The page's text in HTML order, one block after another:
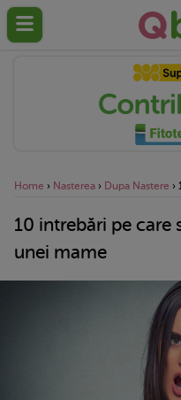
Home › Nasterea › Dupa Nastere ›
10 intrebări pe care
unei mame